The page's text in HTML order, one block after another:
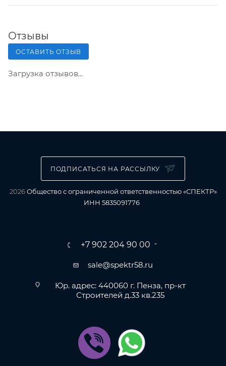
Отзывы
ОСТАВИТЬ ОТЗЫВ
Загрузка отзывов...
ПОДПИСАТЬСЯ НА РАССЫЛКУ
2026Общество с ограниченной ответственностью «СПЕКТР»
ИНН 5835091776
+7 902 204 90 00
sale@spektr58.ru
Юр. адрес: 440060 г. Пенза, пр-кт
Строителей д.33 кв.235